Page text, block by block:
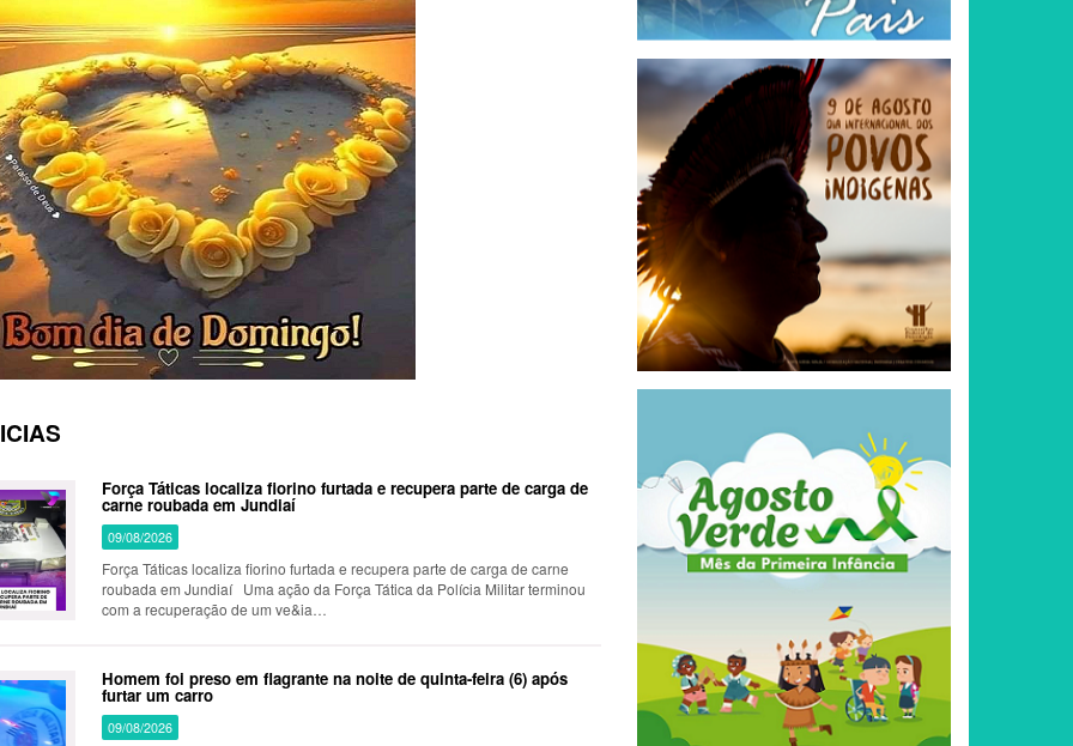
Força Táticas localiza fiorino furtada e recupera parte de carga de
carne roubada em Jundiaí
09/08/2026
Força Táticas localiza fiorino furtada e recupera parte de carga de carne
roubada em Jundiaí Uma ação da Força Tática da Polícia Militar terminou
com a recuperação de um ve&ia…
Homem foi preso em flagrante na noite de quinta-feira (6) após
furtar um carro
09/08/2026